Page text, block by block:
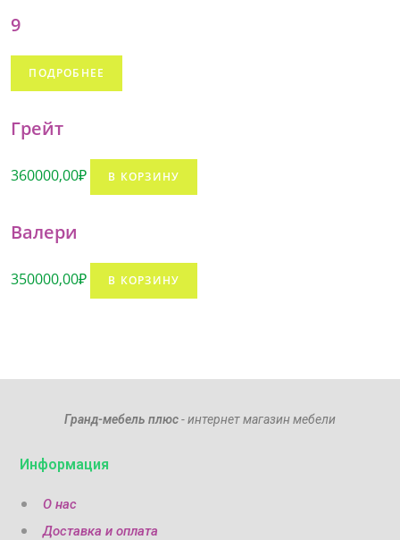
9
ПОДРОБНЕЕ
Грейт
360000,00₽ В КОРЗИНУ
Валери
350000,00₽ В КОРЗИНУ
Гранд-мебель плюс- интернет магазин мебели
Информация
О нас
Доставка и оплата